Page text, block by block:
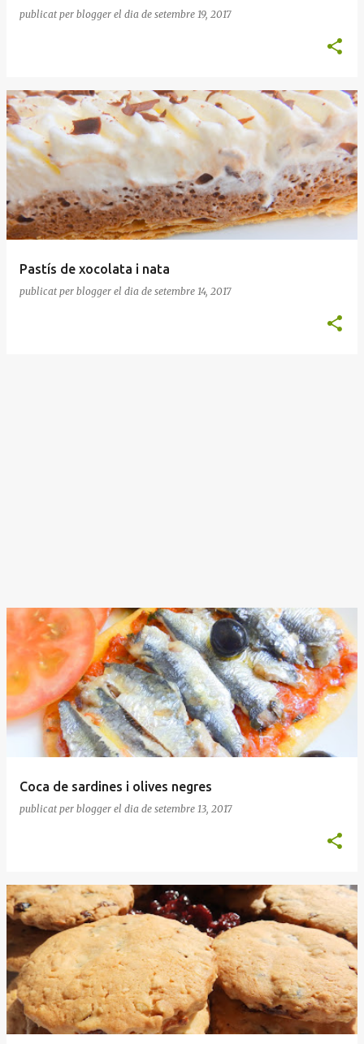
publicat per blogger el dia de setembre 19, 2017
Pastís de xocolata i nata
publicat per blogger el dia de setembre 14, 2017
Coca de sardines i olives negres
publicat per blogger el dia de setembre 13, 2017